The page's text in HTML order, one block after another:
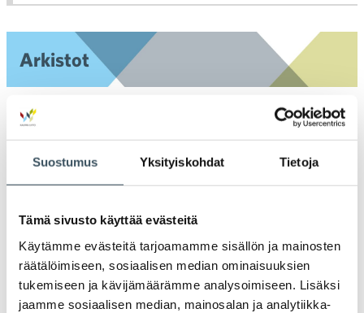
Suostumus Yksityiskohdat Tietoja
Tämä sivusto käyttää evästeitä
Käytämme evästeitä tarjoamamme sisällön ja mainosten
räätälöimiseen, sosiaalisen median ominaisuuksien
tukemiseen ja kävijämäärämme analysoimiseen. Lisäksi
jaamme sosiaalisen median, mainosalan ja analytiikka-
Arkistot
2026
2024
2022